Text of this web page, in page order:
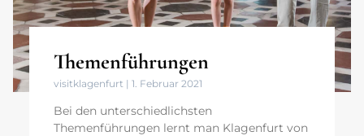
Themenführungen
visitklagenfurt 1. Februar 2021
Bei den unterschiedlichsten
Themenführungen lernt man Klagenfurt von